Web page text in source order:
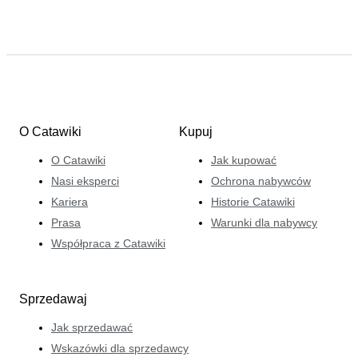
O Catawiki
O Catawiki
Nasi eksperci
Kariera
Prasa
Współpraca z Catawiki
Kupuj
Jak kupować
Ochrona nabywców
Historie Catawiki
Warunki dla nabywcy
Sprzedawaj
Jak sprzedawać
Wskazówki dla sprzedawcy